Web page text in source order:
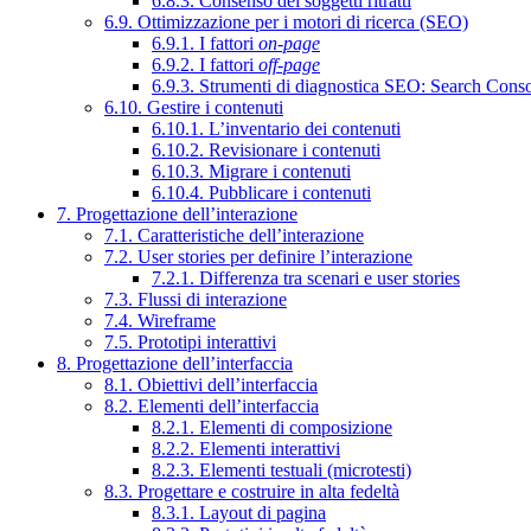
6.9. Ottimizzazione per i motori di ricerca (SEO)
6.9.1. I fattori on-page
6.9.2. I fattori off-page
6.9.3. Strumenti di diagnostica SEO: Search
6.10. Gestire i contenuti
6.10.1. L’inventario dei contenuti
6.10.2. Revisionare i contenuti
6.10.3. Migrare i contenuti
6.10.4. Pubblicare i contenuti
7. Progettazione dell’interazione
7.1. Caratteristiche dell’interazione
7.2. User stories per definire l’interazione
7.2.1. Differenza tra scenari e user stories
7.3. Flussi di interazione
7.4. Wireframe
7.5. Prototipi interattivi
8. Progettazione dell’interfaccia
8.1. Obiettivi dell’interfaccia
8.2. Elementi dell’interfaccia
8.2.1. Elementi di composizione
8.2.2. Elementi interattivi
8.2.3. Elementi testuali (microtesti)
8.3. Progettare e costruire in alta fedeltà
8.3.1. Layout di pagina